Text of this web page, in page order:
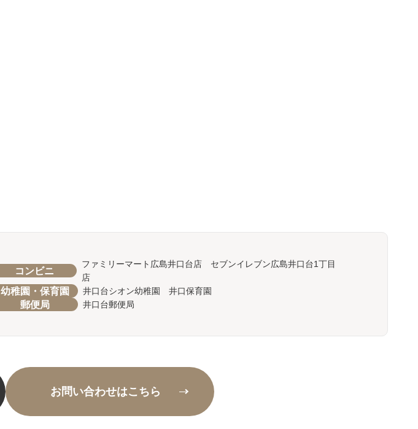
コンビニ
ファミリーマート広島井口台店 セブンイレブン広島井口台1丁目
店
幼稚園・保育園 井口台シオン幼稚園 井口保育園
郵便局 井口台郵便局
お問い合わせはこちら